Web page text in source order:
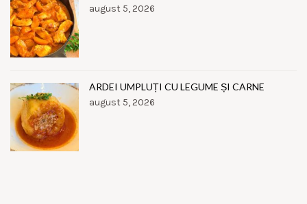
august 5, 2026
ARDEI UMPLUȚI CU LEGUME ȘI CARNE
august 5, 2026